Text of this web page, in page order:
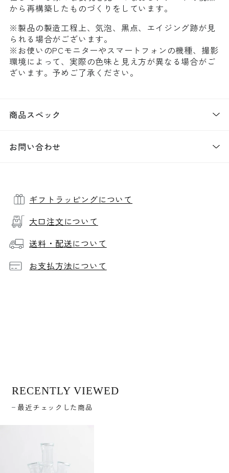
から再構築したものづくりをしています。
※製品の製造工程上、気泡、黒点、エイジング跡が見
られる場合がございます。
※お使いのPCモニターやスマートフォンの機種、撮影
環境によって、実際の色味と見え方が異なる場合がご
ざいます。予めご了承ください。
商品スペック
お問い合わせ
ギフトラッピングについて
大口注文について
送料・配送について
お支払方法について
RECENTLY VIEWED
最近チェックした商品